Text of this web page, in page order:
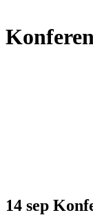
14 sep